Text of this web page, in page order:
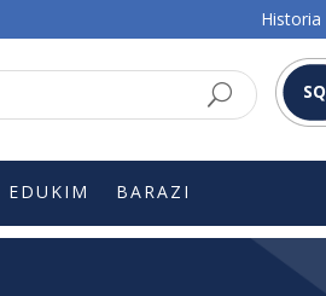
Historia
SQ
EDUKIM BARAZI